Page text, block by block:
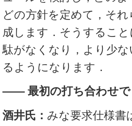
どの方針を定めて，そ
成します．そうするこ
駄がなくなり，より少
るようになります．
―― 最初の打ち合わせで
酒井氏： みな要求仕様書